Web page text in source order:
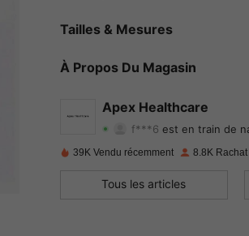
Tailles & Mesures
À Propos Du Magasin
Apex Healthcare
4.80
4.80
4.80 Evaluation 194Articles
39K Vendu récemment 8.8K Rachat
Tous les articles